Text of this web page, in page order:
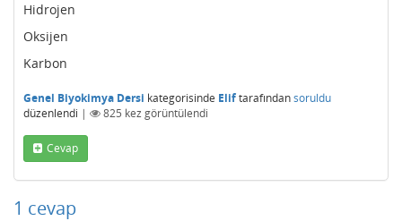
Hidrojen
Oksijen
Karbon
Genel Biyokimya Dersi kategorisinde Eliftarafındansoruldu
düzenlendi | 825 kez görüntülendi
Cevap
1 cevap